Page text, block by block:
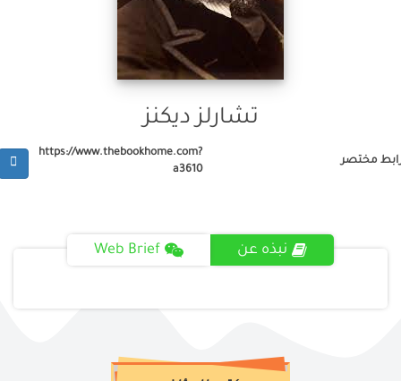
تشارلز ديكنز
مختصر
https://www.thebookhome.com?
a3610
نبذه عن Web Brief